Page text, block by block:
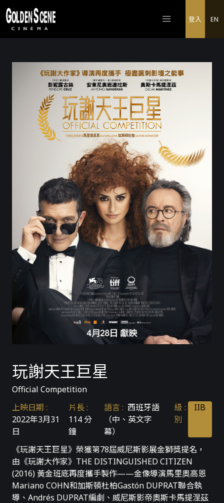
登入 EN
玩謝天王巨星
Official Competition
上映日期 :
2022年3月31
日
片長 :
114 分
鐘
語言: 西班牙語
（中、英文字
幕）
級
別
: IIB
《玩謝天王巨星》榮獲第78屆威尼斯影展金獅獎提名，
由《玩謝大作家》THE DISTINGUISHED CITIZEN
(2016) 黃金班底再度攜手製作——金像導演馬里奧高恩
Mariano COHN和加斯頓杜柏Gastón DUPRAT聯合執
導、Andrés DUPRAT編劇、威尼斯影帝奧斯卡馬提涅茲